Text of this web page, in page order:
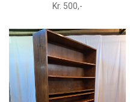
Kr. 500,-